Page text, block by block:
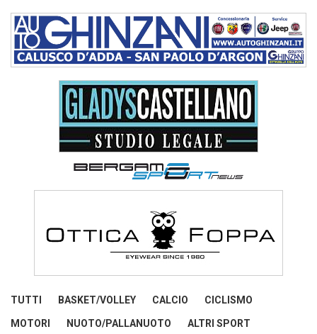
TUTTI BASKET/VOLLEY CALCIO CICLISMO
MOTORI NUOTO/PALLANUOTO ALTRI SPORT